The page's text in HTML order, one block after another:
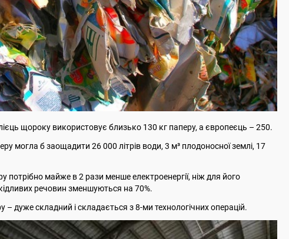
щороку використовує близько 130 кг паперу, а європеєць – 250.
могла б заощадити 26 000 літрів води, 3 м³ плодоносної землі, 17
потрібно майже в 2 рази менше електроенергії, ніж для його
речовин зменшуються на 70%.
дуже складний і складається з 8-ми технологічних операцій.